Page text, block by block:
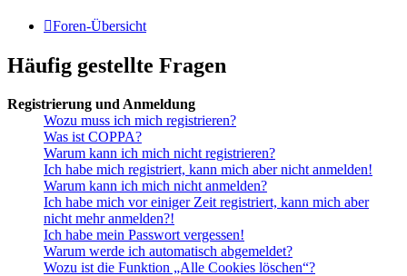
Foren-Übersicht
Häufig gestellte Fragen
Registrierung und Anmeldung
Wozu muss ich mich registrieren?
Was ist COPPA?
Warum kann ich mich nicht registrieren?
Ich habe mich registriert, kann mich aber nicht anmelden!
Warum kann ich mich nicht anmelden?
Ich habe mich vor einiger Zeit registriert, kann mich aber
nicht mehr anmelden?!
Ich habe mein Passwort vergessen!
Warum werde ich automatisch abgemeldet?
Wozu ist die Funktion „Alle Cookies löschen“?